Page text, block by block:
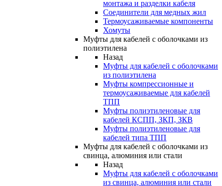
монтажа и разделки кабеля
Соединители для медных жил
Термоусаживаемые компоненты
Хомуты
Муфты для кабелей с оболочками из
полиэтилена
Назад
Муфты для кабелей с оболочками
из полиэтилена
Муфты компрессионные и
термоусаживаемые для кабелей
ТПП
Муфты полиэтиленовые для
кабелей КСПП, ЗКП, ЗКВ
Муфты полиэтиленовые для
кабелей типа ТПП
Муфты для кабелей с оболочками из
свинца, алюминия или стали
Назад
Муфты для кабелей с оболочками
из свинца, алюминия или стали